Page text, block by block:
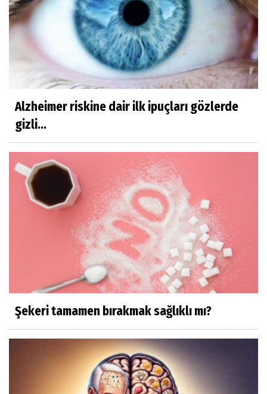
Alzheimer riskine dair ilk ipuçları gözlerde
gizli...
Şekeri tamamen bırakmak sağlıklı mı?